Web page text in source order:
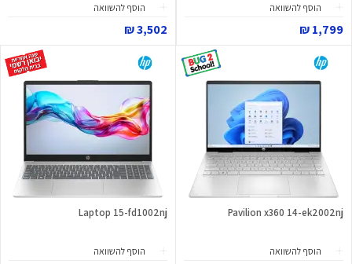
הוסף להשוואה
1,799 ₪
הוסף להשוואה
3,502 ₪
Pavilion x360 14-ek2002nj
הוסף להשוואה
Laptop 15-fd1002nj
הוסף להשוואה